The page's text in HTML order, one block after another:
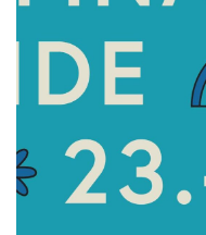
Hald av datoen! Meir